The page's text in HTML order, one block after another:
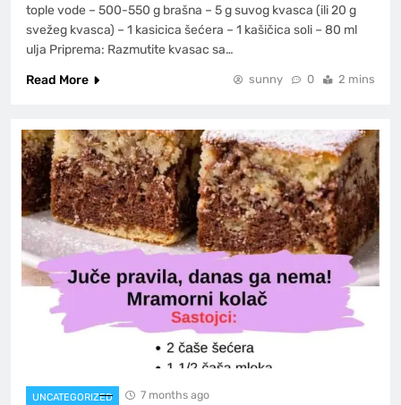
tople vode – 500-550 g brašna – 5 g suvog kvasca (ili 20 g
svežeg kvasca) – 1 kasicica šećera – 1 kašičica soli – 80 ml
ulja Priprema: Razmutite kvasac sa…
Read More
sunny 0 2 mins
UNCATEGORIZED 7 months ago